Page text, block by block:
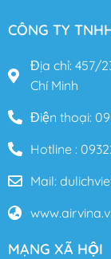
CÔNG TY
Địa chỉ: 457/
Chí Minh
Điện thoại:
Hotline :
Mail:
MẠNG XÃ HỘI